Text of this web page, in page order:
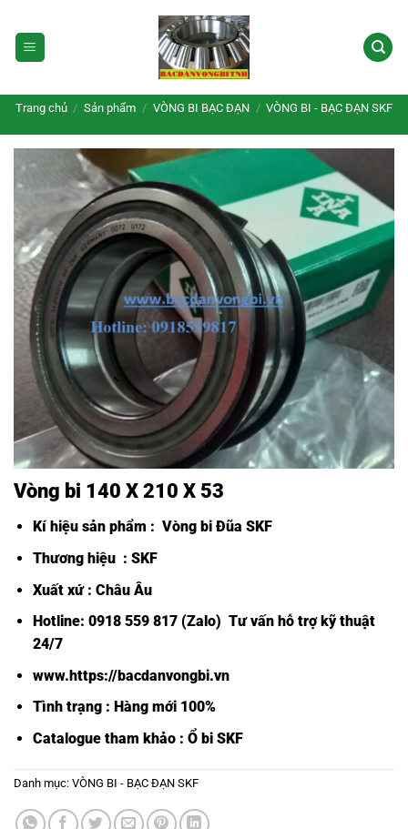
qua
nội
Trang chủ / Sản phẩm / VÒNG BI BẠC ĐẠN / VÒNG BI - BẠC ĐẠN SKF
Vòng bi 140 X 210 X 53
Kí hiệu sản phẩm : Vòng bi Đũa SKF
Thương hiệu : SKF
Xuất xứ : Châu Âu
Hotline: 0918 559 817 (Zalo) Tư vấn hỗ trợ kỹ thuật
24/7
www.https://bacdanvongbi.vn
Tình trạng : Hàng mới 100%
Catalogue tham khảo : Ổ bi SKF
Danh mục: VÒNG BI - BẠC ĐẠN SKF